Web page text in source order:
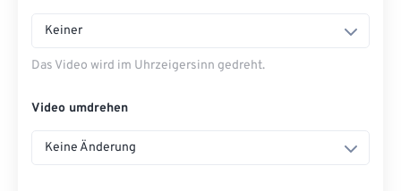
Keiner
Das Video wird im Uhrzeigersinn gedreht.
Video umdrehen
Keine Änderung